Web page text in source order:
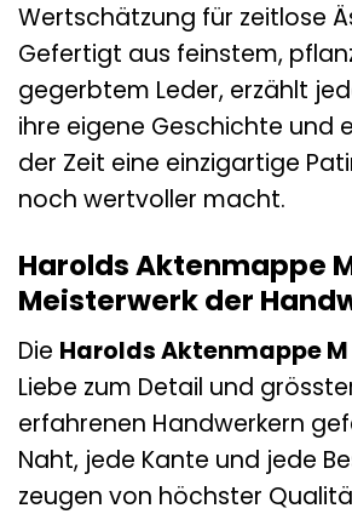
Wertschätzung für zeitlose
Gefertigt aus feinstem,
gegerbtem Leder, erzählt
ihre eigene Geschichte und
der Zeit eine einzigartige
noch wertvoller macht.
Harolds Aktenmappe
Meisterwerk der
Die Harolds Aktenmappe M
Liebe zum Detail und
erfahrenen Handwerkern
Naht, jede Kante und jede
zeugen von höchster